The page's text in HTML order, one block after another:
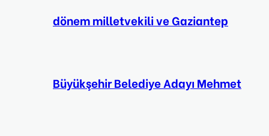
dönem milletvekili ve Gaziantep
Büyükşehir Belediye Adayı Mehmet